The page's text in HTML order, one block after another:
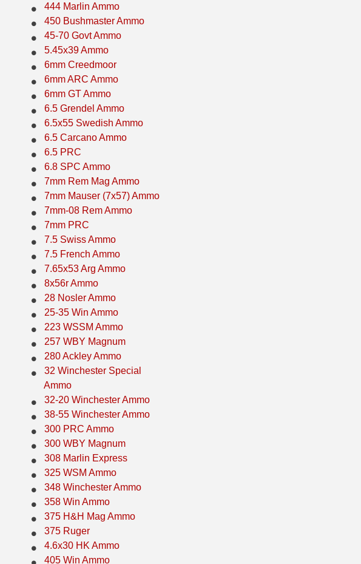
338 Win Mag Ammo
35 Whelen Ammo
35 Remington Ammo
350 Legend Ammo
375 Swiss
400 Legend
444 Marlin Ammo
450 Bushmaster Ammo
45-70 Govt Ammo
5.45x39 Ammo
6mm Creedmoor
6mm ARC Ammo
6mm GT Ammo
6.5 Grendel Ammo
6.5x55 Swedish Ammo
6.5 Carcano Ammo
6.5 PRC
6.8 SPC Ammo
7mm Rem Mag Ammo
7mm Mauser (7x57) Ammo
7mm-08 Rem Ammo
7mm PRC
7.5 Swiss Ammo
444 Marlin Ammo
450 Bushmaster Ammo
45-70 Govt Ammo
5.45x39 Ammo
6mm Creedmoor
6mm ARC Ammo
6mm GT Ammo
6.5 Grendel Ammo
6.5x55 Swedish Ammo
6.5 Carcano Ammo
6.5 PRC
6.8 SPC Ammo
7mm Rem Mag Ammo
7mm Mauser (7x57) Ammo
7mm-08 Rem Ammo
7mm PRC
7.5 Swiss Ammo
7.5 French Ammo
7.65x53 Arg Ammo
8x56r Ammo
28 Nosler Ammo
25-35 Win Ammo
223 WSSM Ammo
257 WBY Magnum
280 Ackley Ammo
32 Winchester Special
Ammo
32-20 Winchester Ammo
38-55 Winchester Ammo
300 PRC Ammo
300 WBY Magnum
308 Marlin Express
325 WSM Ammo
348 Winchester Ammo
358 Win Ammo
375 H&H Mag Ammo
375 Ruger
4.6x30 HK Ammo
405 Win Ammo